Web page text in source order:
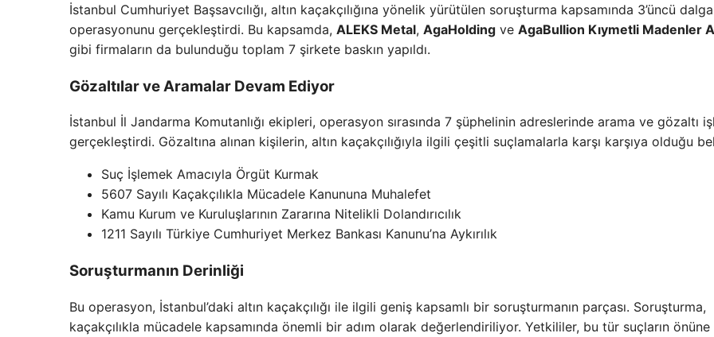
İstanbul Cumhuriyet Başsavcılığı, altın kaçakçılığına yönelik yürütülen soruşturma kapsamında 3’üncü dalga
operasyonunu gerçekleştirdi. Bu kapsamda, ALEKS Metal, AgaHolding ve AgaBullion Kıymetli Madenler
gibi firmaların da bulunduğu toplam 7 şirkete baskın yapıldı.
Gözaltılar ve Aramalar Devam Ediyor
İstanbul İl Jandarma Komutanlığı ekipleri, operasyon sırasında 7 şüphelinin adreslerinde arama ve gözaltı
gerçekleştirdi. Gözaltına alınan kişilerin, altın kaçakçılığıyla ilgili çeşitli suçlamalarla karşı karşıya olduğu
Suç İşlemek Amacıyla Örgüt Kurmak
5607 Sayılı Kaçakçılıkla Mücadele Kanununa Muhalefet
Kamu Kurum ve Kuruluşlarının Zararına Nitelikli Dolandırıcılık
1211 Sayılı Türkiye Cumhuriyet Merkez Bankası Kanunu’na Aykırılık
Soruşturmanın Derinliği
Bu operasyon, İstanbul’daki altın kaçakçılığı ile ilgili geniş kapsamlı bir soruşturmanın parçası. Soruşturma,
kaçakçılıkla mücadele kapsamında önemli bir adım olarak değerlendiriliyor. Yetkililer, bu tür suçların önüne